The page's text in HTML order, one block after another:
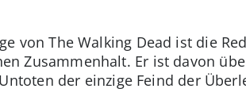
von The Walking Dead ist die
Zusammenhalt. Er ist davon
der einzige Feind der